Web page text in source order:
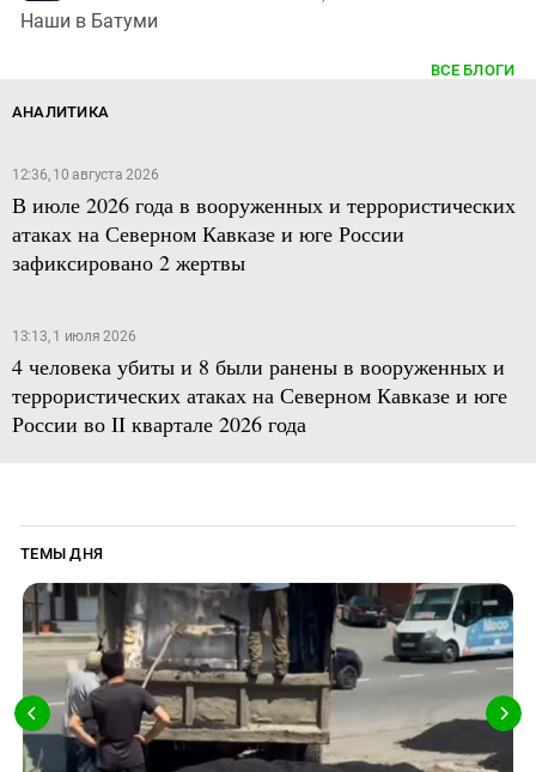
Наши в Батуми
ВСЕ БЛОГИ
АНАЛИТИКА
12:36, 10 августа 2026
В июле 2026 года в вооруженных и террористических
атаках на Северном Кавказе и юге России
зафиксировано 2 жертвы
13:13, 1 июля 2026
4 человека убиты и 8 были ранены в вооруженных и
террористических атаках на Северном Кавказе и юге
России во II квартале 2026 года
ТЕМЫ ДНЯ